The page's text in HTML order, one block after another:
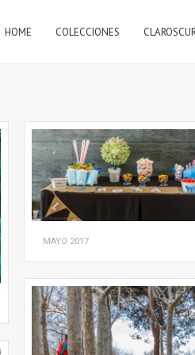
HOME COLECCIONES
MAYO 2017